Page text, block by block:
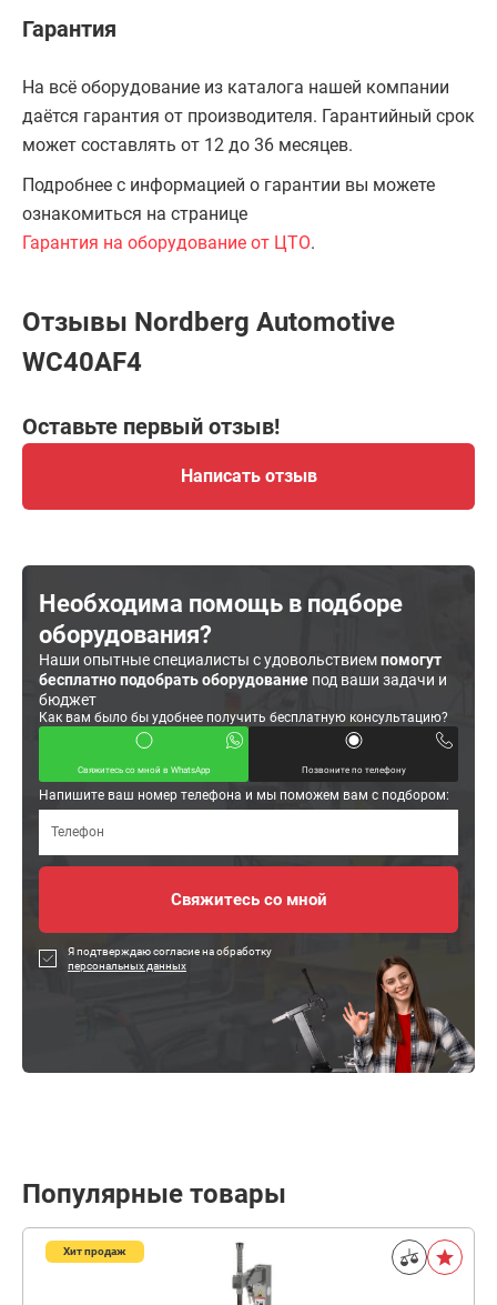
Гарантия
На всё оборудование из каталога нашей компании
даётся гарантия от производителя. Гарантийный срок
может составлять от 12 до 36 месяцев.
Подробнее с информацией о гарантии вы можете
ознакомиться на странице
Гарантия на оборудование от ЦТО.
Отзывы Nordberg Automotive
WC40AF4
Оставьте первый отзыв!
Написать отзыв
Необходима помощь в подборе
оборудования?
Наши опытные специалисты с удовольствиемпомогут
бесплатно подобрать оборудование под ваши задачи и
бюджет
Как вам было бы удобнее получить бесплатную консультацию?
Свяжитесь со мной в WhatsApp Позвоните по телефону
Напишите ваш номер телефона и мы поможем вам с подбором:
Я подтверждаю согласие на обработку
персональных данных
Популярные товары
Хит продаж